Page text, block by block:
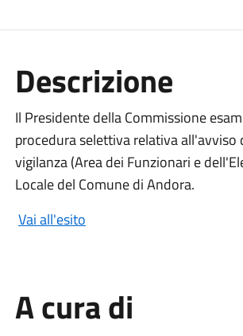
Descrizione
Il Presidente della Commissione
procedura selettiva relativa
vigilanza (Area dei Funzionari e
Locale del Comune di Andora.
Vai all'esito
A cura di